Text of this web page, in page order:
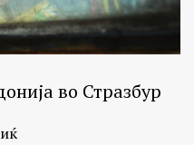
во Стразбур